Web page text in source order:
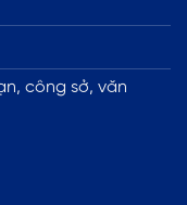
công sở, văn